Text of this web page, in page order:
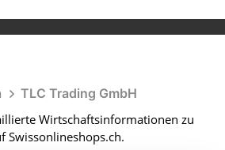
TLC Trading GmbH
Wirtschaftsinformationen zu
Swissonlineshops.ch.